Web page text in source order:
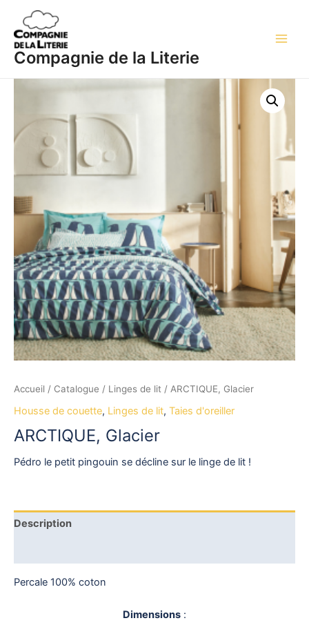
contenu
Compagnie de la Literie
Accueil / Catalogue / Linges de lit / ARCTIQUE, Glacier
Housse de couette, Linges de lit, Taies d'oreiller
ARCTIQUE, Glacier
Pédro le petit pingouin se décline sur le linge de lit !
Description
Percale 100% coton
Dimensions :